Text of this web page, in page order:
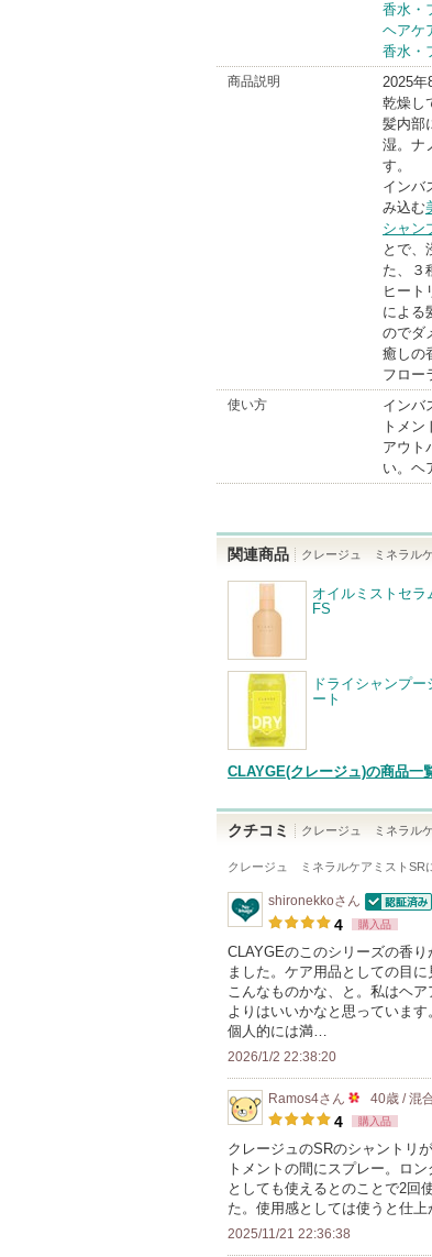
香水・
ヘアケ
香水・
商品説明
2025年
乾燥し
髪内部
湿。ナ
す。
インバ
み込む
シャン
とで、
た、３
ヒート
による
のでダ
癒しの
フロー
使い方
インバ
トメン
アウト
い。ヘ
関連商品 クレージュ ミネラル
オイルミストセラ
FS
ドライシャンプー
ート
CLAYGE(クレージュ)の商品一
クチコミ クレージュ ミネラル
クレージュ ミネラルケアミストSR
shironekkoさん
認証済
4 購入品
CLAYGEのこのシリーズの香
ました。ケア用品としての目
こんなものかな、と。私はヘ
よりはいいかなと思っていま
個人的には満…
2026/1/2 22:38:20
Ramos4さん
50
人
以
上
40歳 / 混
4 購入品
クレージュのSRのシャントリ
トメントの間にスプレー。ロ
としても使えるとのことで2回
た。使用感としては使うと仕上
2025/11/21 22:36:38